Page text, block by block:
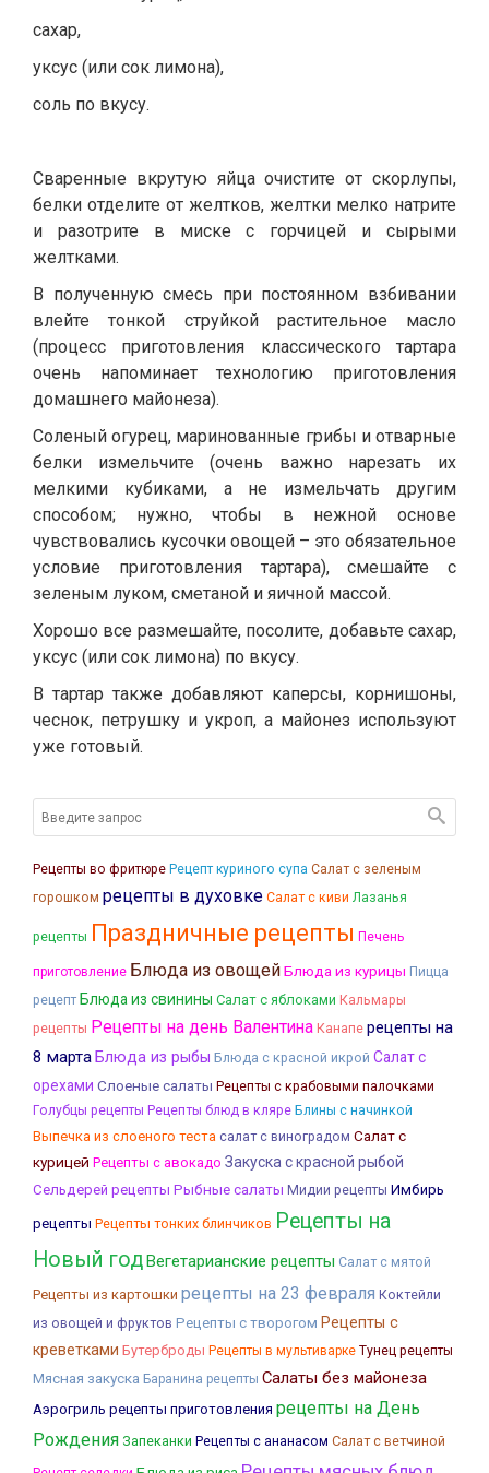
сахар,
уксус (или сок лимона),
соль по вкусу.
Сваренные вкрутую яйца очистите от скорлупы,
белки отделите от желтков, желтки мелко натрите
и разотрите в миске с горчицей и сырыми
желтками.
В полученную смесь при постоянном взбивании
влейте тонкой струйкой растительное масло
(процесс приготовления классического тартара
очень напоминает технологию приготовления
домашнего майонеза).
Соленый огурец, маринованные грибы и отварные
белки измельчите (очень важно нарезать их
мелкими кубиками, а не измельчать другим
способом; нужно, чтобы в нежной основе
чувствовались кусочки овощей – это обязательное
условие приготовления тартара), смешайте с
зеленым луком, сметаной и яичной массой.
Хорошо все размешайте, посолите, добавьте сахар,
уксус (или сок лимона) по вкусу.
В тартар также добавляют каперсы, корнишоны,
чеснок, петрушку и укроп, а майонез используют
уже готовый.
Рецепты во фритюре Рецепт куриного супа Салат с зеленым
горошком рецепты в духовке Салат с киви Лазанья
рецепты Праздничные рецепты Печень
приготовление Блюда из овощейБлюда из курицы Пицца
рецепт Блюда из свинины Салат с яблоками Кальмары
рецепты Рецепты на день Валентина Канапе рецепты на
8 марта Блюда из рыбы Блюда с красной икрой Салат с
орехами Слоеные салаты Рецепты с крабовыми палочками
Голубцы рецепты Рецепты блюд в кляре Блины с начинкой
Выпечка из слоеного теста салат с виноградом Салат с
курицей Рецепты с авокадо Закуска с красной рыбой
Сельдерей рецепты Рыбные салаты Мидии рецепты Имбирь
рецепты Рецепты тонких блинчиков Рецепты на
Новый год Вегетарианские рецепты Салат с мятой
Рецепты из картошки рецепты на 23 февраля Коктейли
из овощей и фруктов Рецепты с творогом Рецепты с
креветками Бутерброды Рецепты в мультиварке Тунец рецепты
Мясная закуска Баранина рецепты Салаты без майонеза
Аэрогриль рецепты приготовления рецепты на День
Рождения Запеканки Рецепты с ананасом Салат с ветчиной